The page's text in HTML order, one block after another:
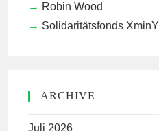
Robin Wood
Solidaritätsfonds XminY
ARCHIVE
Juli 2026